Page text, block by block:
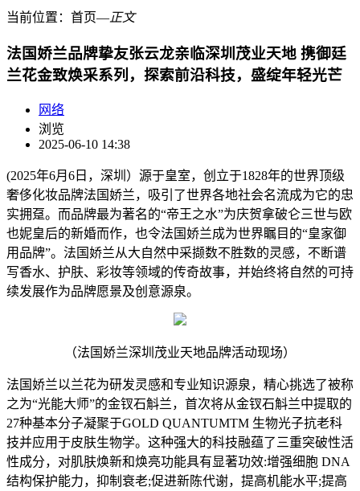
当前位置： 首页―正文
法国娇兰品牌挚友张云龙亲临深圳茂业天地 携御廷
兰花金致焕采系列，探索前沿科技，盛绽年轻光芒
网络
浏览
2025-06-10 14:38
(2025年6月6日，深圳）源于皇室，创立于1828年的世界顶级
奢侈化妆品牌法国娇兰，吸引了世界各地社会名流成为它的忠
实拥趸。而品牌最为著名的“帝王之水”为庆贺拿破仑三世与欧
也妮皇后的新婚而作，也令法国娇兰成为世界瞩目的“皇家御
用品牌”。法国娇兰从大自然中采撷数不胜数的灵感，不断谱
写香水、护肤、彩妆等领域的传奇故事，并始终将自然的可持
续发展作为品牌愿景及创意源泉。
（法国娇兰深圳茂业天地品牌活动现场）
法国娇兰以兰花为研发灵感和专业知识源泉，精心挑选了被称
之为“光能大师”的金钗石斛兰，首次将从金钗石斛兰中提取的
27种基本分子凝聚于GOLD QUANTUMTM 生物光子抗老科
技并应用于皮肤生物学。这种强大的科技融蕴了三重突破性活
性成分，对肌肤焕新和焕亮功能具有显著功效:增强细胞 DNA
结构保护能力，抑制衰老;促进新陈代谢，提高机能水平;提高